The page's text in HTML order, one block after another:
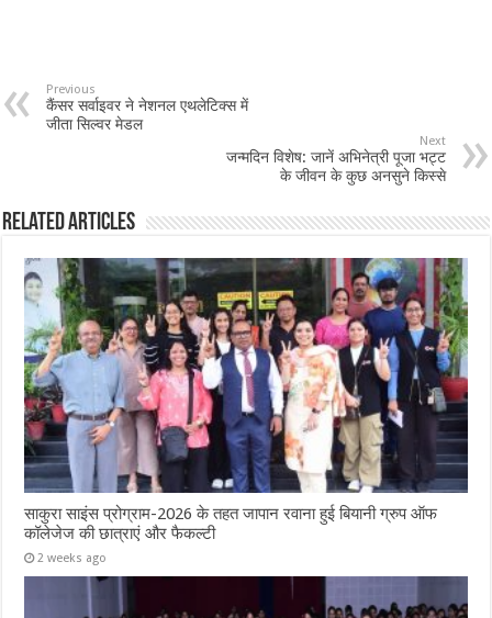
Previous
कैंसर सर्वाइवर ने नेशनल एथलेटिक्स में
जीता सिल्वर मेडल
Next
जन्मदिन विशेष: जानें अभिनेत्री पूजा भट्ट
के जीवन के कुछ अनसुने किस्से
Related Articles
साकुरा साइंस प्रोग्राम-2026 के तहत जापान रवाना हुई बियानी ग्रुप ऑफ
कॉलेजेज की छात्राएं और फैकल्टी
2 weeks ago